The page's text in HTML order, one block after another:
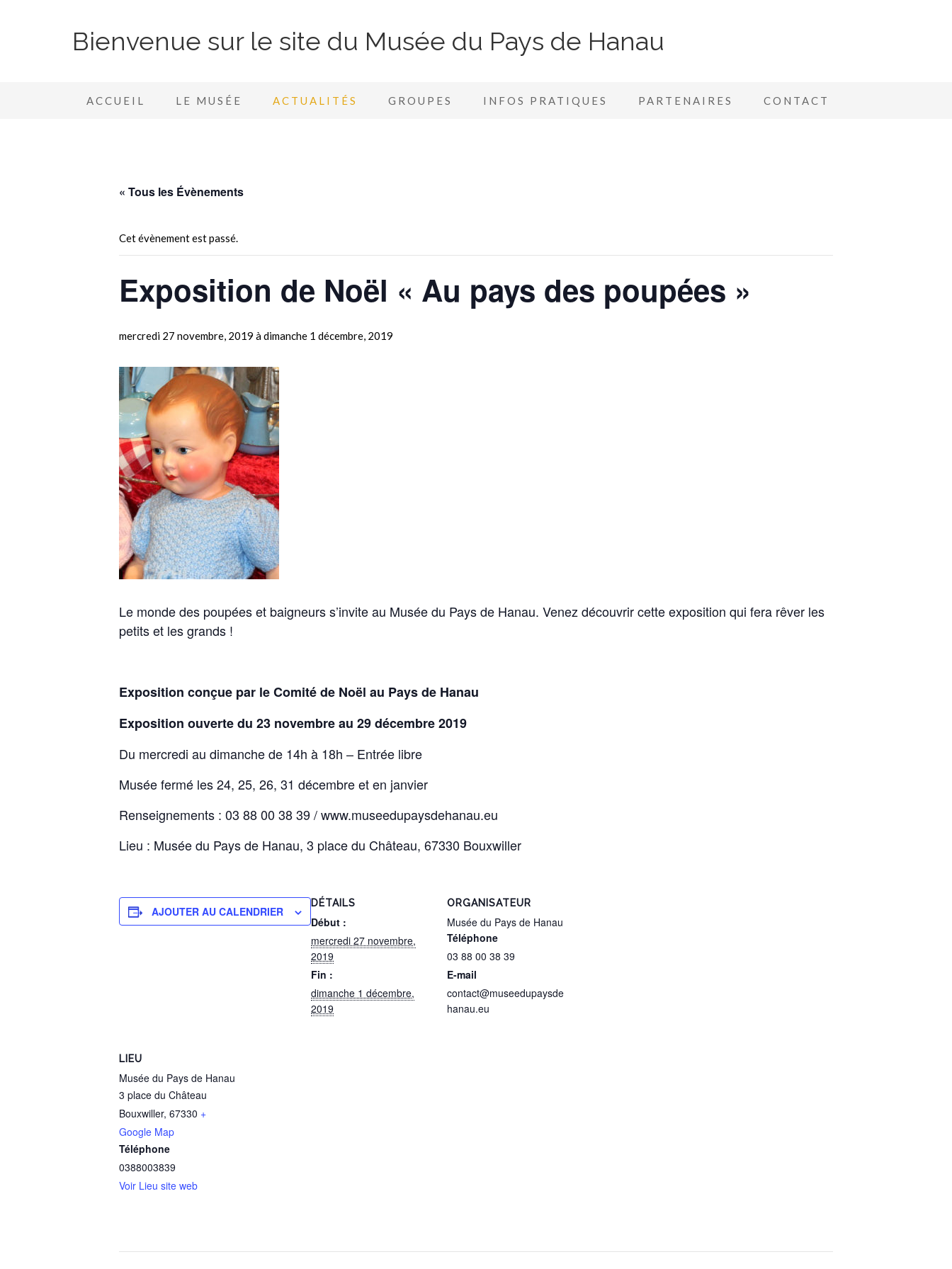
Bienvenue sur le site du Musée du Pays de Hanau
ACCUEIL LE MUSÉE ACTUALITÉS GROUPES INFOS PRATIQUES PARTENAIRES CONTACT
« Tous les Évènements
Cet évènement est passé.
Exposition de Noël « Au pays des poupées »
mercredi 27 novembre, 2019 àdimanche 1 décembre, 2019
Le monde des poupées et baigneurs s’invite au Musée du Pays de Hanau. Venez découvrir cette exposition qui fera rêver les
petits et les grands !
Exposition conçue par le Comité de Noël au Pays de Hanau
Exposition ouverte du 23 novembre au 29 décembre 2019
Du mercredi au dimanche de 14h à 18h – Entrée libre
Musée fermé les 24, 25, 26, 31 décembre et en janvier
Renseignements : 03 88 00 38 39 / www.museedupaysdehanau.eu
Lieu : Musée du Pays de Hanau, 3 place du Château, 67330 Bouxwiller
AJOUTER AU CALENDRIER
DÉTAILS
Début :
mercredi 27 novembre,
2019
Fin :
dimanche 1 décembre,
2019
ORGANISATEUR
Musée du Pays de Hanau
Téléphone
03 88 00 38 39
E-mail
contact@museedupaysde
hanau.eu
LIEU
Musée du Pays de Hanau
3 place du Château
Bouxwiller, 67330 +
Google Map
Téléphone
0388003839
Voir Lieu site web